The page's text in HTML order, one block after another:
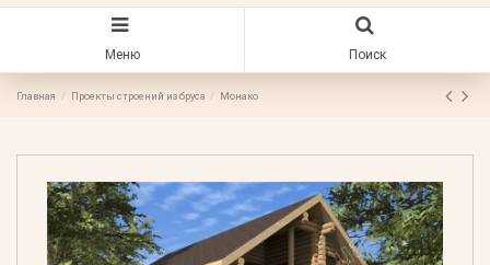
Меню Поиск
Главная Проекты строений из бруса Монако